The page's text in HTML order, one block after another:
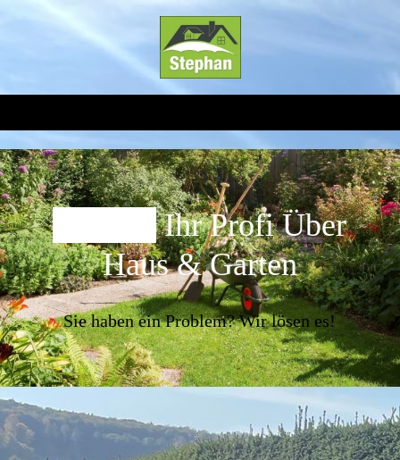
Stephan Ihr Profi Über
Haus & Garten
Sie haben ein Problem? Wir lösen es!